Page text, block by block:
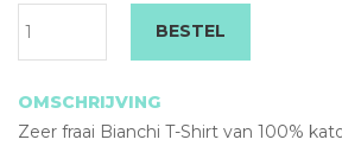
Barattolo
T-
Grijs
*uitverkocht*
BESTEL
OMSCHRIJVING
Zeer fraai Bianchi T-Shirt van 100%